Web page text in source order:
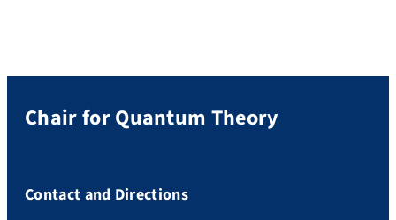
Chair for Quantum Theory
Contact and Directions